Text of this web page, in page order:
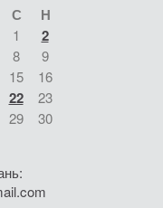
С Н
1 2
8
9
15
16
22
23
29
30